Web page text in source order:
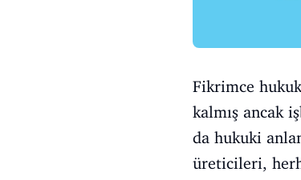
Fikrimce
kalmış ancak
da hukuki
üreticileri,